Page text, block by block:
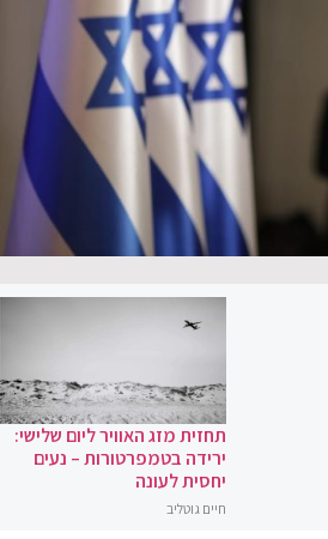
תחזית מזג האוויר ליום שלישי:
ירידה בטמפרטורות – נעים
יחסית לעונה
חיים גוטליב